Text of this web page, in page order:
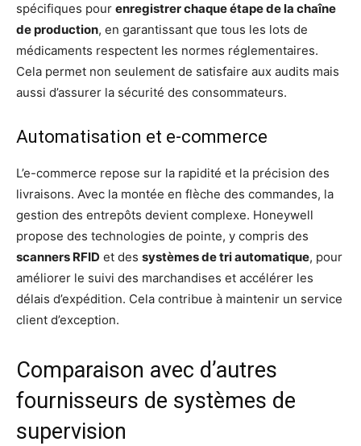
spécifiques pour enregistrer chaque étape de la chaîne
de production, en garantissant que tous les lots de
médicaments respectent les normes réglementaires.
Cela permet non seulement de satisfaire aux audits mais
aussi d’assurer la sécurité des consommateurs.
Automatisation et e-commerce
L’e-commerce repose sur la rapidité et la précision des
livraisons. Avec la montée en flèche des commandes, la
gestion des entrepôts devient complexe. Honeywell
propose des technologies de pointe, y compris des
scanners RFID et des systèmes de tri automatique, pour
améliorer le suivi des marchandises et accélérer les
délais d’expédition. Cela contribue à maintenir un service
client d’exception.
Comparaison avec d’autres
fournisseurs de systèmes de
supervision